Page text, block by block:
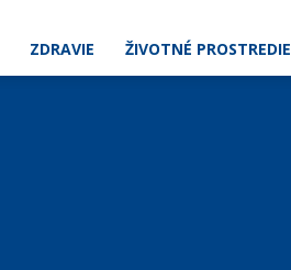
ZDRAVIE ŽIVOTNÉ PROSTREDIE